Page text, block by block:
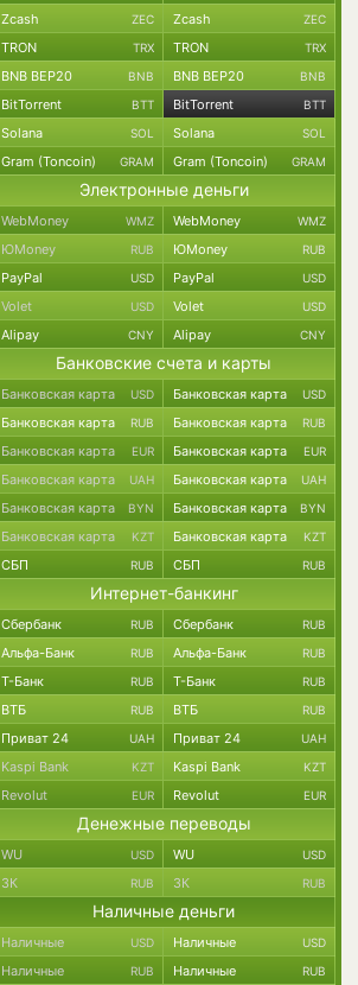
Zcash ZEC Zcash ZEC
TRON TRX TRON TRX
BNB BEP20 BNB BNB BEP20 BNB
BitTorrent BTT BitTorrent BTT
Solana SOL Solana SOL
Gram (Toncoin) GRAM Gram (Toncoin) GRAM
Электронные деньги
WebMoney WMZ WebMoney WMZ
ЮMoney RUB ЮMoney RUB
PayPal USD PayPal USD
Volet USD Volet USD
Alipay CNY Alipay CNY
Банковские счета и карты
Банковская карта USD Банковская карта USD
Банковская карта RUB Банковская карта RUB
Банковская карта EUR Банковская карта EUR
Банковская карта UAH Банковская карта UAH
Банковская карта BYN Банковская карта BYN
Банковская карта KZT Банковская карта KZT
СБП RUB СБП RUB
Интернет-банкинг
Сбербанк RUB Сбербанк RUB
Альфа-Банк RUB Альфа-Банк RUB
Т-Банк RUB Т-Банк RUB
ВТБ RUB ВТБ RUB
Приват 24 UAH Приват 24 UAH
Kaspi Bank KZT Kaspi Bank KZT
Revolut EUR Revolut EUR
Денежные переводы
WU USD WU USD
ЗК RUB ЗК RUB
Наличные деньги
Наличные USD Наличные USD
Наличные RUB Наличные RUB